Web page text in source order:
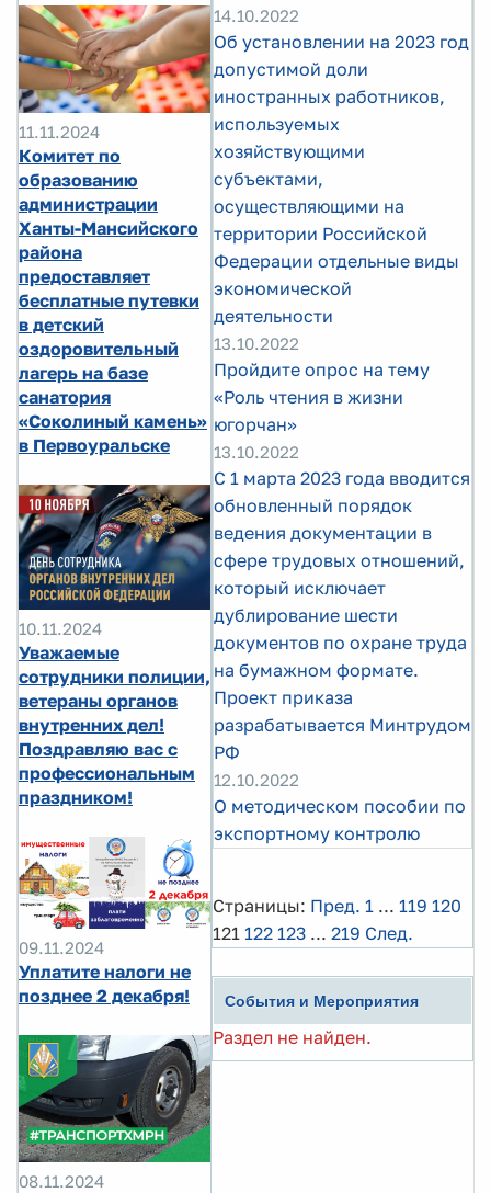
11.11.2024
Комитет по
образованию
администрации
Ханты-Мансийского
района
предоставляет
бесплатные путевки
в детский
оздоровительный
лагерь на базе
санатория
«Соколиный камень»
в Первоуральске
10.11.2024
Уважаемые
сотрудники полиции,
ветераны органов
внутренних дел!
Поздравляю вас с
профессиональным
праздником!
09.11.2024
Уплатите налоги не
позднее 2 декабря!
08.11.2024
14.10.2022
Об установлении на 2023 год
допустимой доли
иностранных работников,
используемых
хозяйствующими
субъектами,
осуществляющими на
территории Российской
Федерации отдельные виды
экономической
деятельности
13.10.2022
Пройдите опрос на тему
«Роль чтения в жизни
югорчан»
13.10.2022
С 1 марта 2023 года вводится
обновленный порядок
ведения документации в
сфере трудовых отношений,
который исключает
дублирование шести
документов по охране труда
на бумажном формате.
Проект приказа
разрабатывается Минтрудом
РФ
12.10.2022
О методическом пособии по
экспортному контролю
Страницы: Пред. 1 ... 119 120
121 122 123 ... 219 След.
События и Мероприятия
Раздел не найден.